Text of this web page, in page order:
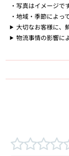
写真はイメージです
地域・季節によっ
大切なお客様に、
物流事情の影響に